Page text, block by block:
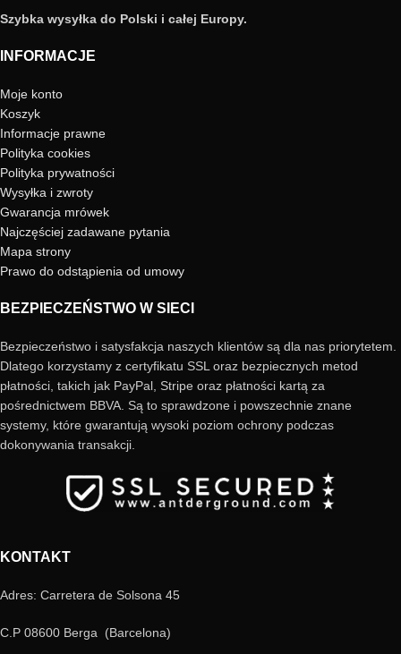
Szybka wysyłka do Polski i całej Europy.
INFORMACJE
Moje konto
Koszyk
Informacje prawne
Polityka cookies
Polityka prywatności
Wysyłka i zwroty
Gwarancja mrówek
Najczęściej zadawane pytania
Mapa strony
Prawo do odstąpienia od umowy
BEZPIECZEŃSTWO W SIECI
Bezpieczeństwo i satysfakcja naszych klientów są dla nas priorytetem.
Dlatego korzystamy z certyfikatu SSL oraz bezpiecznych metod
płatności, takich jak PayPal, Stripe oraz płatności kartą za
pośrednictwem BBVA. Są to sprawdzone i powszechnie znane
systemy, które gwarantują wysoki poziom ochrony podczas
dokonywania transakcji.
KONTAKT
Adres: Carretera de Solsona 45
C.P 08600 Berga (Barcelona)